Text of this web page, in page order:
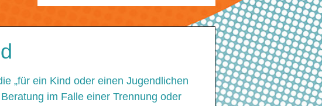
„für ein Kind oder einen Jugendlichen
im Falle einer Trennung oder